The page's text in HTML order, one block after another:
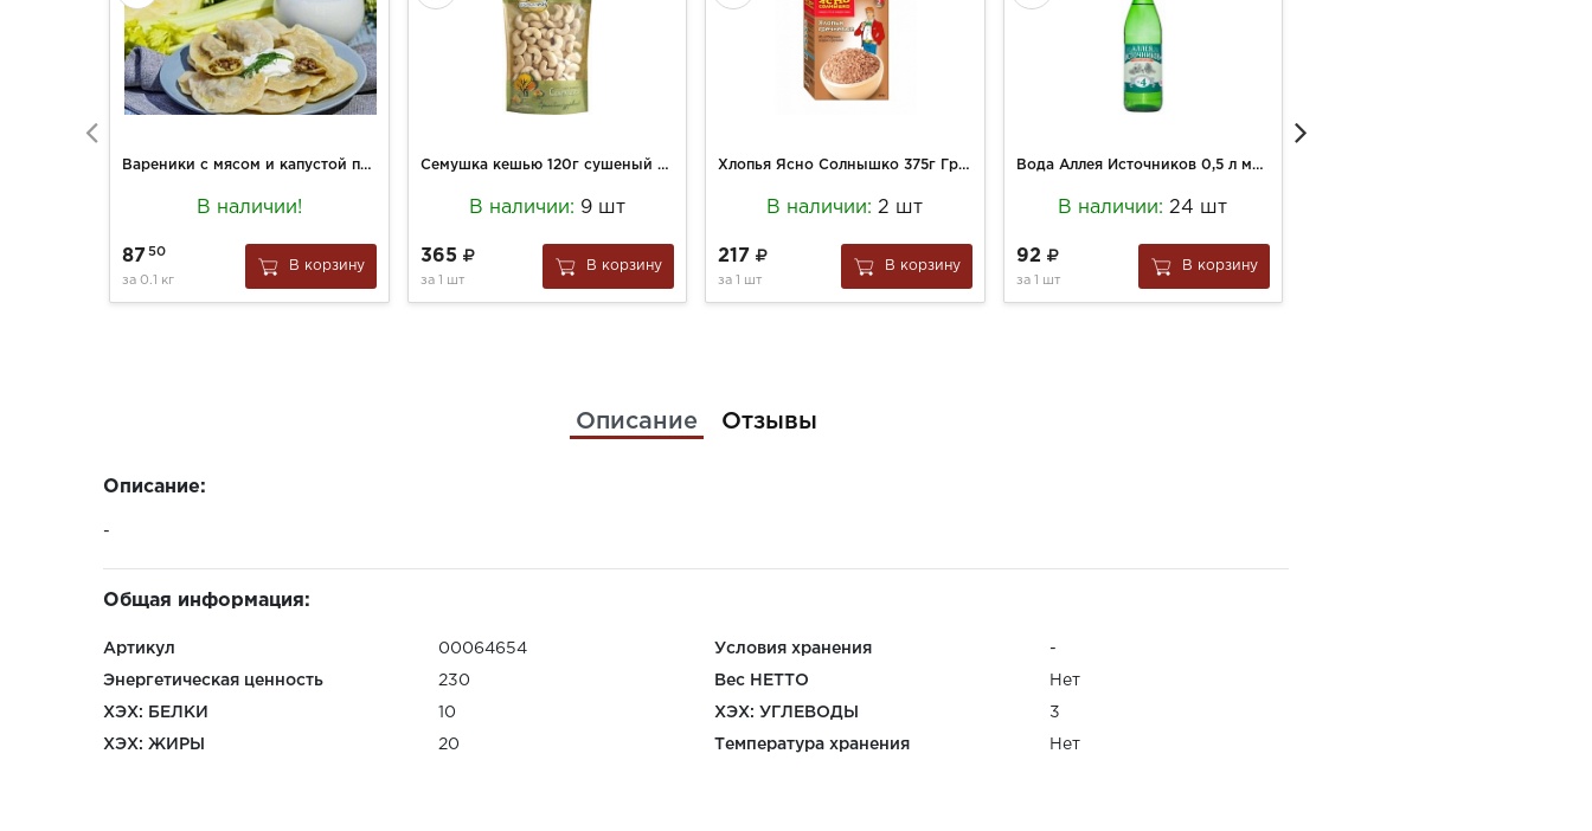
Вареники с мясом и капустой п/ф с/м вес.
В наличии!
87 50
за 0.1 кг
В корзину
Семушка кешью 120г сушеный ядро
В наличии: 9 шт
365
за 1 шт
В корзину
Хлопья Ясно Солнышко 375г Гречневые
В наличии:2 шт
217
за 1 шт
В корзину
Вода Аллея Источников 0,5 л минеральная №4 стекло евро
В наличии:24 шт
92
за 1 шт
В корзину
Описание Отзывы
Описание:
-
Общая информация:
Артикул 00064654 Условия хранения -
Энергетическая ценность 230 Вес НЕТТО Нет
ХЭХ: БЕЛКИ 10 ХЭХ: УГЛЕВОДЫ 3
ХЭХ: ЖИРЫ 20 Температура хранения Нет